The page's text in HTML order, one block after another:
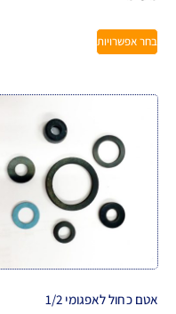
בחר אפשרויות
אטם כחול לאפגומי 1/2